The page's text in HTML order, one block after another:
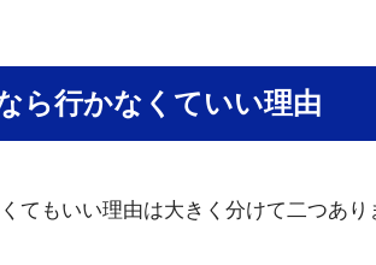
ら行かなくていい理由
てもいい理由は大きく分けて二つあり